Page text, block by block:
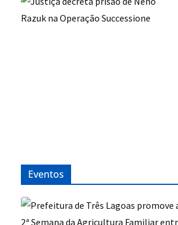
Eventos